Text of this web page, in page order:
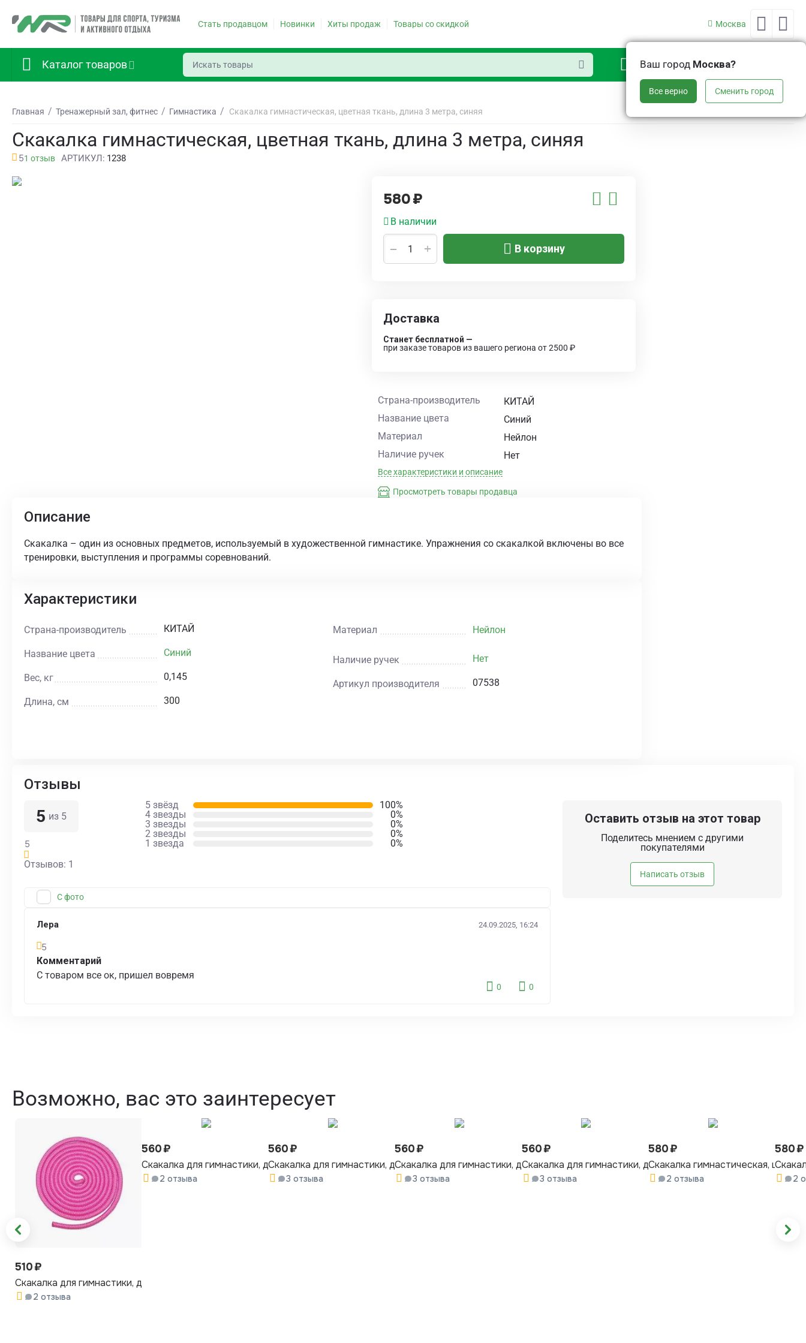
Стать продавцом Новинки Хиты продаж Товары со скидкой Москва
Ваш город Москва?
Все верно Сменить город
Каталог товаров Корзина
Аккаунт
Главная / Тренажерный зал, фитнес / Гимнастика / Скакалка гимнастическая, цветная ткань, длина 3 метра, синяя
Скакалка гимнастическая, цветная ткань, длина 3 метра, синяя
51 отзыв АРТИКУЛ: 1238
580₽
В наличии
+
− В корзину
Доставка
Станет бесплатной —
при заказе товаров из вашего региона от 2500 ₽
Страна-производитель
КИТАЙ
Название цвета
Синий
Материал
Нейлон
Наличие ручек
Нет
Все характеристики и описание
Просмотреть товары продавца
Описание
Скакалка – один из основных предметов, используемый в художественной гимнастике. Упражнения со скакалкой включены во все
тренировки, выступления и программы соревнований.
Характеристики
Страна-производитель КИТАЙ
Название цвета Синий
Вес, кг 0,145
Длина, см 300
Материал Нейлон
Наличие ручек Нет
Артикул производителя 07538
Отзывы
5
5 из 5
Отзывов: 1
5 звёзд
100%
4 звезды
0%
3 звезды
0%
2 звезды
0%
1 звезда
0%
С фото
Лера 24.09.2025, 16:24
5
Комментарий
С товаром все ок, пришел вовремя
0 0
Оставить отзыв на этот товар
Поделитесь мнением с другими
покупателями
Написать отзыв
Возможно, вас это заинтересует
510₽
Скакалка для гимнастики, длина 3 метра, малиновая
2 отзыва
560₽
Скакалка для гимнастики, длина 3 метра, салатово-красная
2 отзыва
560₽
Скакалка для гимнастики, длина 3 метра, розово-салатовая
3 отзыва
560₽
Скакалка для гимнастики, длина 3 метра, красно-розовая
3 отзыва
560₽
Скакалка для гимнастики, длина 3 метра, красно-желтый
3 отзыва
580₽
Скакалка гимнастическая,
2 отзыва
580₽
2